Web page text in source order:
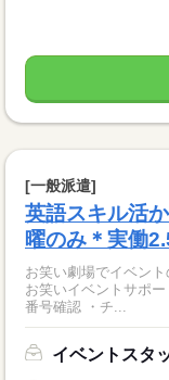
[一般派遣]
英語スキル活
曜のみ＊実働
お笑い劇場でイベントの運営スタッフ
お笑いイベントサポート！ ＜お仕事内容＞ ・開場アナウ
番号確認 ・チ...
イベントスタ